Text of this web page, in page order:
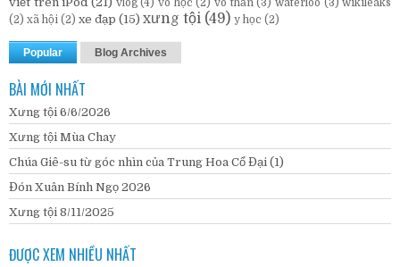
vlog (4) võ học (2) vô thần (3) waterloo (3) wikileaks
(2) xã hội (2) xe đạp (15) xưng tội (49) y học (2)
Popular Blog Archives
BÀI MỚI NHẤT
Xưng tội 6/6/2026
Xưng tội Mùa Chay
Chúa Giê-su từ góc nhìn của Trung Hoa Cổ Đại (1)
Đón Xuân Bính Ngọ 2026
Xưng tội 8/11/2025
ĐƯỢC XEM NHIỀU NHẤT